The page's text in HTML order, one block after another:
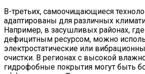
В-третьих, самоочищающиеся
адаптированы для различных
Например, в засушливых районах,
дефицитным ресурсом, можно
электростатические или
очистки. В регионах с высокой
гидрофобные покрытия могут быть